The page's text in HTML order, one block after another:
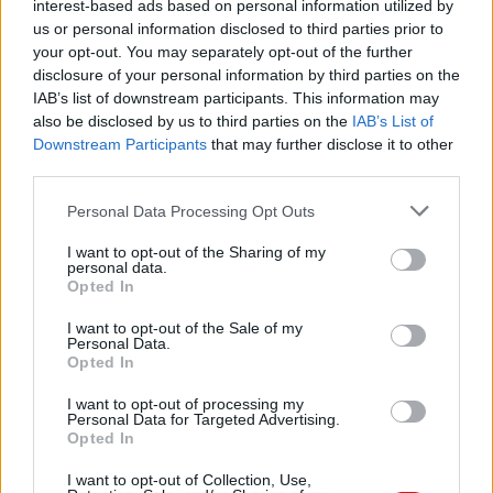
interest-based ads based on personal information utilized by
us or personal information disclosed to third parties prior to
your opt-out. You may separately opt-out of the further
disclosure of your personal information by third parties on the
IAB’s list of downstream participants. This information may
also be disclosed by us to third parties on the IAB’s List of
Downstream Participants that may further disclose it to other
Personal Data Processing Opt Outs
I want to opt-out of the Sharing of my
personal data.
Opted In
I want to opt-out of the Sale of my
Personal Data.
Opted In
I want to opt-out of processing my
Personal Data for Targeted Advertising.
Opted In
I want to opt-out of Collection, Use,
Descargar el documento (PDF)
Centros de Informacion y Orientacion AB.pdf (PDF, 39
KB)
Comparte el documento